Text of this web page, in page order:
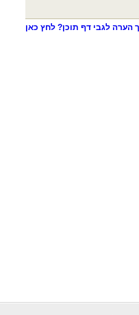
הערה לגבי דף תוכן? לחץ כאן